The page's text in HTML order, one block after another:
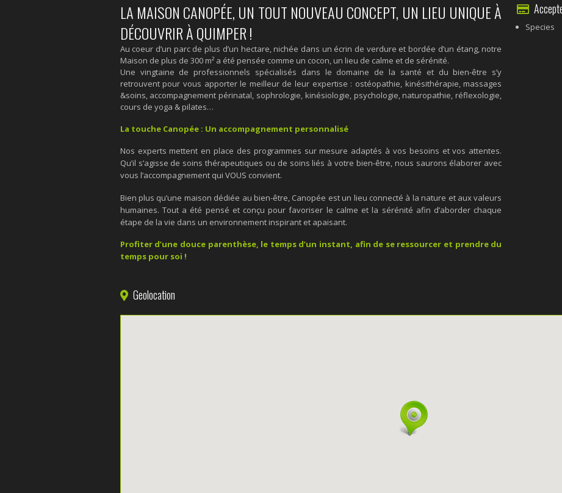
LA MAISON CANOPÉE, UN TOUT NOUVEAU CONCEPT, UN LIEU UNIQUE À
DÉCOUVRIR À QUIMPER !
Au coeur d’un parc de plus d’un hectare, nichée dans un écrin de verdure et bordée d’un étang, notre
Maison de plus de 300 m² a été pensée comme un cocon, un lieu de calme et de sérénité.
Une vingtaine de professionnels spécialisés dans le domaine de la santé et du bien-être s’y
retrouvent pour vous apporter le meilleur de leur expertise : ostéopathie, kinésithérapie, massages
&soins, accompagnement périnatal, sophrologie, kinésiologie, psychologie, naturopathie, réflexologie,
cours de yoga & pilates…
La touche Canopée : Un accompagnement personnalisé
Nos experts mettent en place des programmes sur mesure adaptés à vos besoins et vos attentes.
Qu’il s’agisse de soins thérapeutiques ou de soins liés à votre bien-être, nous saurons élaborer avec
vous l’accompagnement qui VOUS convient.
Bien plus qu’une maison dédiée au bien-être, Canopée est un lieu connecté à la nature et aux valeurs
humaines. Tout a été pensé et conçu pour favoriser le calme et la sérénité afin d’aborder chaque
étape de la vie dans un environnement inspirant et apaisant.
Profiter d’une douce parenthèse, le temps d’un instant, afin de se ressourcer et prendre du
temps pour soi !
Species
Geolocation